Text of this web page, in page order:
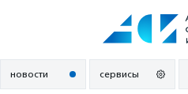
новости сервисы